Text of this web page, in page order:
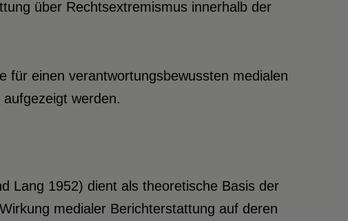
über Rechtsextremismus innerhalb der
für einen verantwortungsbewussten medialen
werden.
Lang 1952) dient als theoretische Basis der
medialer Berichterstattung auf deren